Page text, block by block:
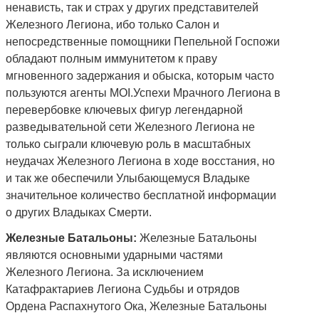
ненависть, так и страх у других представителей
Железного Легиона, ибо только Салон и
непосредственные помощники Пепельной Госпожи
обладают полным иммунитетом к праву
мгновенного задержания и обыска, которым часто
пользуются агенты MOI.Успехи Мрачного Легиона в
перевербовке ключевых фигур легендарной
разведывательной сети Железного Легиона не
только сыграли ключевую роль в масштабных
неудачах Железного Легиона в ходе восстания, но
и так же обеспечили Улыбающемуся Владыке
значительное количество бесплатной информации
о других Владыках Смерти.
Железные Батальоны: Железные Батальоны
являются основными ударными частями
Железного Легиона. За исключением
Катафрактариев Легиона Судьбы и отрядов
Ордена Распахнутого Ока, Железные Батальоны